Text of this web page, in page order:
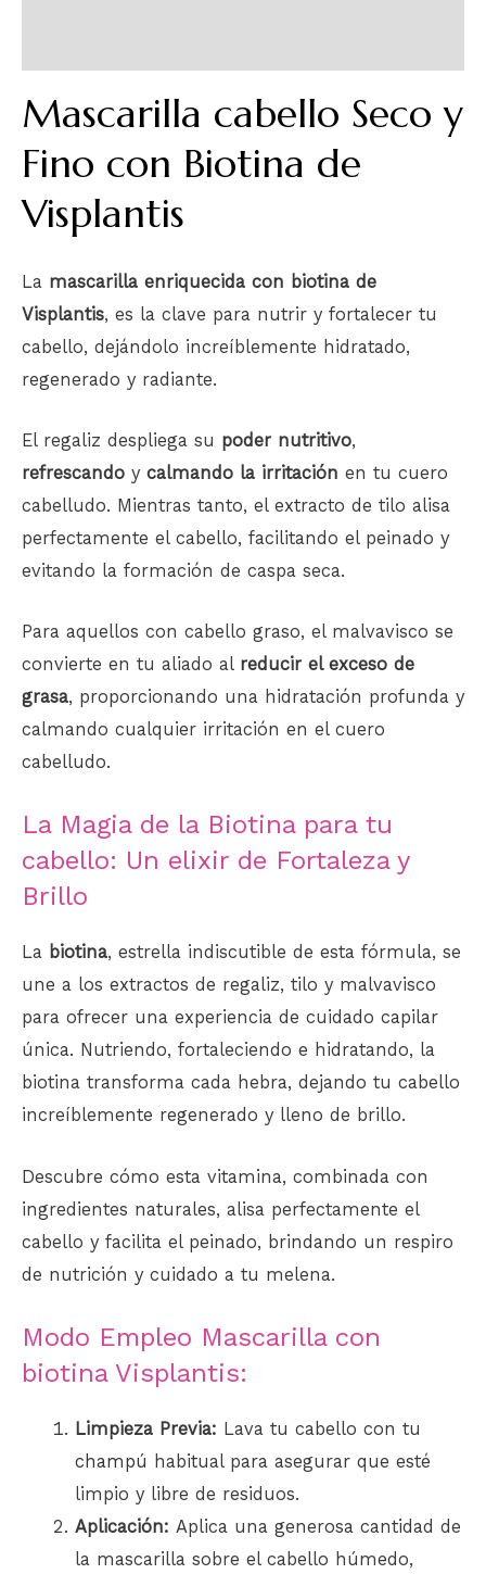
Mascarilla cabello Seco y
Fino con Biotina de
Visplantis
La mascarilla enriquecida con biotina de
Visplantis, es la clave para nutrir y fortalecer tu
cabello, dejándolo increíblemente hidratado,
regenerado y radiante.
El regaliz despliega su poder nutritivo,
refrescando y calmando la irritación en tu cuero
cabelludo. Mientras tanto, el extracto de tilo alisa
perfectamente el cabello, facilitando el peinado y
evitando la formación de caspa seca.
Para aquellos con cabello graso, el malvavisco se
convierte en tu aliado al reducir el exceso de
grasa, proporcionando una hidratación profunda y
calmando cualquier irritación en el cuero
cabelludo.
La Magia de la Biotina para tu
cabello: Un elixir de Fortaleza y
Brillo
La biotina, estrella indiscutible de esta fórmula, se
une a los extractos de regaliz, tilo y malvavisco
para ofrecer una experiencia de cuidado capilar
única. Nutriendo, fortaleciendo e hidratando, la
biotina transforma cada hebra, dejando tu cabello
increíblemente regenerado y lleno de brillo.
Descubre cómo esta vitamina, combinada con
ingredientes naturales, alisa perfectamente el
cabello y facilita el peinado, brindando un respiro
de nutrición y cuidado a tu melena.
Modo Empleo Mascarilla con
biotina Visplantis:
Limpieza Previa: Lava tu cabello con tu
champú habitual para asegurar que esté
limpio y libre de residuos.
Aplicación:Aplica una generosa cantidad de
la mascarilla sobre el cabello húmedo,